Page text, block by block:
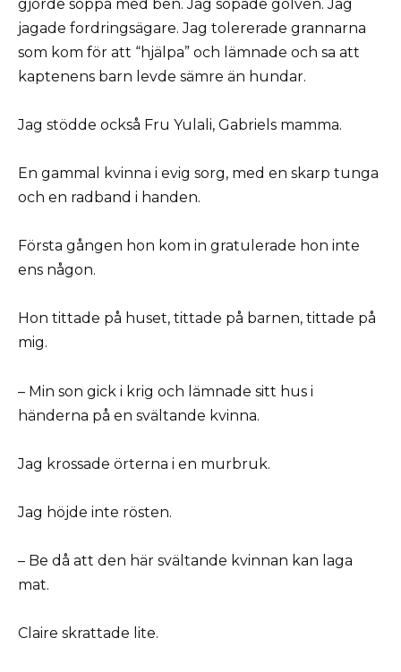
gjorde soppa med ben. Jag sopade golven. Jag
jagade fordringsägare. Jag tolererade grannarna
som kom för att “hjälpa” och lämnade och sa att
kaptenens barn levde sämre än hundar.
Jag stödde också Fru Yulali, Gabriels mamma.
En gammal kvinna i evig sorg, med en skarp tunga
och en radband i handen.
Första gången hon kom in gratulerade hon inte
ens någon.
Hon tittade på huset, tittade på barnen, tittade på
mig.
– Min son gick i krig och lämnade sitt hus i
händerna på en svältande kvinna.
Jag krossade örterna i en murbruk.
Jag höjde inte rösten.
– Be då att den här svältande kvinnan kan laga
mat.
Claire skrattade lite.